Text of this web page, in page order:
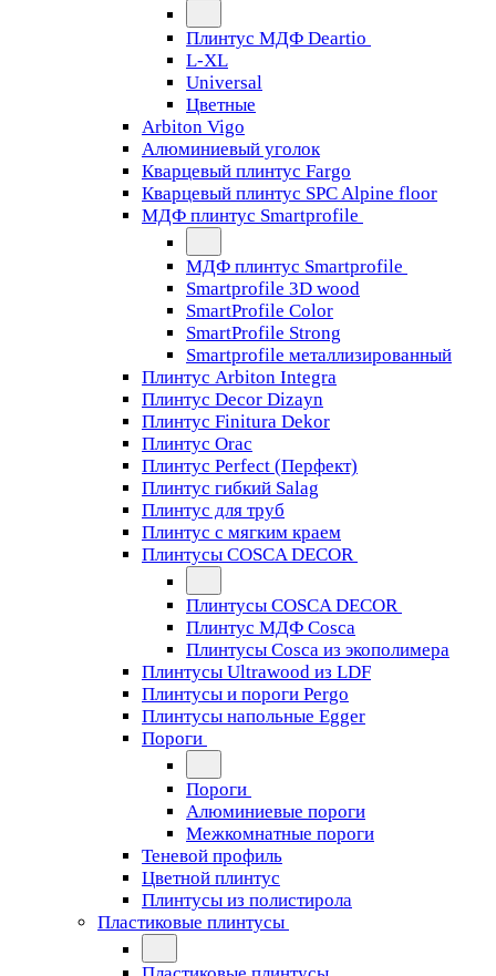
Плинтус МДФ Deartio
L-XL
Universal
Цветные
Arbiton Vigo
Алюминиевый уголок
Кварцевый плинтус Fargo
Кварцевый плинтус SPC Alpine floor
МДФ плинтус Smartprofile
МДФ плинтус Smartprofile
Smartprofile 3D wood
SmartProfile Color
SmartProfile Strong
Smartprofile металлизированный
Плинтус Arbiton Integra
Плинтус Decor Dizayn
Плинтус Finitura Dekor
Плинтус Orac
Плинтус Perfect (Перфект)
Плинтус гибкий Salag
Плинтус для труб
Плинтус с мягким краем
Плинтусы COSCA DECOR
Плинтусы COSCA DECOR
Плинтус МДФ Cosca
Плинтусы Cosca из экополимера
Плинтусы Ultrawood из LDF
Плинтусы и пороги Pergo
Плинтусы напольные Egger
Пороги
Пороги
Алюминиевые пороги
Межкомнатные пороги
Теневой профиль
Цветной плинтус
Плинтусы из полистирола
Пластиковые плинтусы